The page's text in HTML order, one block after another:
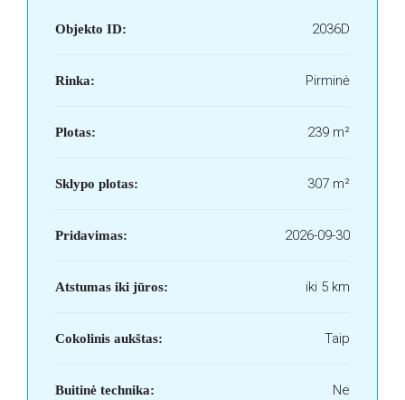
Objekto ID: 2036D
Rinka: Pirminė
Plotas: 239 m²
Sklypo plotas: 307 m²
Pridavimas: 2026-09-30
Atstumas iki jūros: iki 5 km
Cokolinis aukštas: Taip
Buitinė technika: Ne